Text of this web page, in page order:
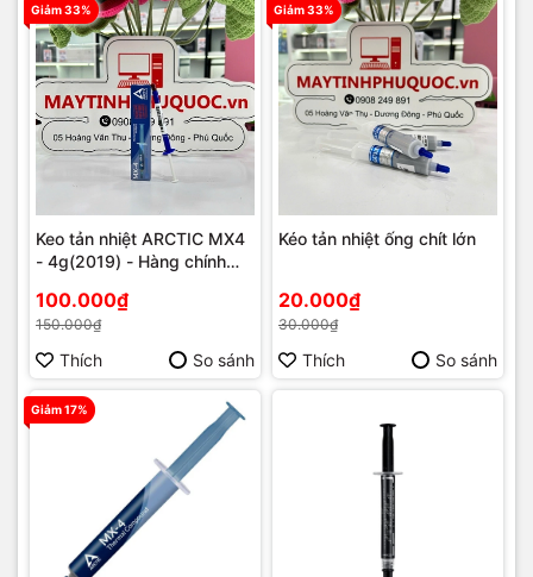
Giảm 33%
Keo tản nhiệt ARCTIC MX4
- 4g(2019) - Hàng chính
100.000₫
150.000₫
Thích So sánh
Giảm 33%
Kéo tản nhiệt ống chít lớn
20.000₫
30.000₫
Thích So sánh
Giảm 17%